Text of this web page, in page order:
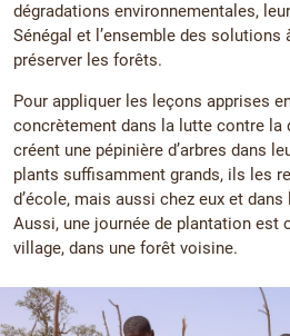
dégradations environnementales,
Sénégal et l’ensemble des solutions
préserver les forêts.
Pour appliquer les leçons apprises
concrètement dans la lutte contre la
créent une pépinière d’arbres dans
plants suffisamment grands, ils les
d’école, mais aussi chez eux et
Aussi, une journée de plantation est
village, dans une forêt voisine.